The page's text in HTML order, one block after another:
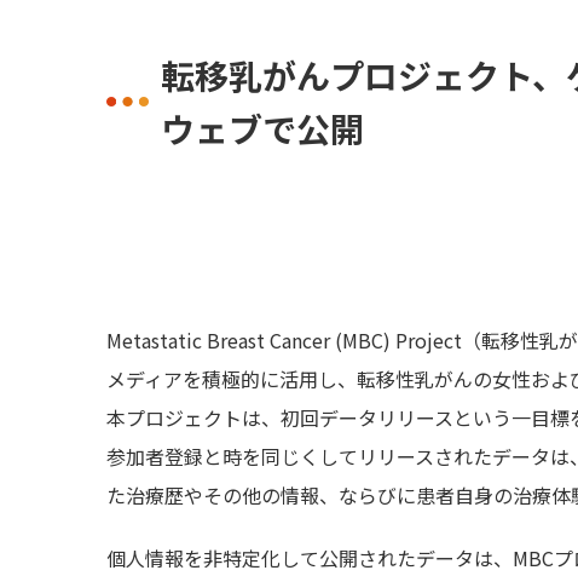
転移乳がんプロジェクト
ウェブで公開
Metastatic Breast Cancer (MBC) Project（転移性乳
メディアを積極的に活用し、転移性乳がんの女性お
本プロジェクトは、初回データリリースという一目
参加者登録と時を同じくしてリリースされたデータ
た治療歴やその他の情報、ならびに患者自身の治療体
個人情報を非特定化して公開されたデータは、MBC